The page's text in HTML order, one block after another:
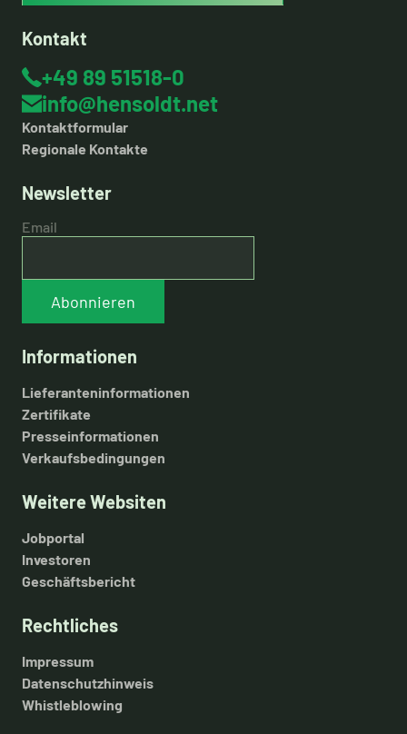
Kontakt
+49 89 51518-0
info@hensoldt.net
Kontaktformular
Regionale Kontakte
Newsletter
Email
Abonnieren
Informationen
Lieferanteninformationen
Zertifikate
Presseinformationen
Verkaufsbedingungen
Weitere Websiten
Jobportal
Investoren
Geschäftsbericht
Rechtliches
Impressum
Datenschutzhinweis
Whistleblowing